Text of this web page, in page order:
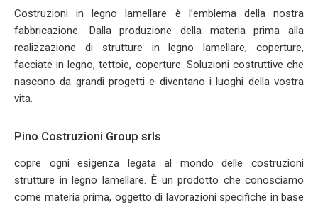
Costruzioni in legno lamellare è l’emblema della nostra
fabbricazione. Dalla produzione della materia prima alla
realizzazione di strutture in legno lamellare, coperture,
facciate in legno, tettoie, coperture. Soluzioni costruttive che
nascono da grandi progetti e diventano i luoghi della vostra
vita.
Pino Costruzioni Group srls
copre ogni esigenza legata al mondo delle costruzioni
strutture in legno lamellare. È un prodotto che conosciamo
come materia prima, oggetto di lavorazioni specifiche in base